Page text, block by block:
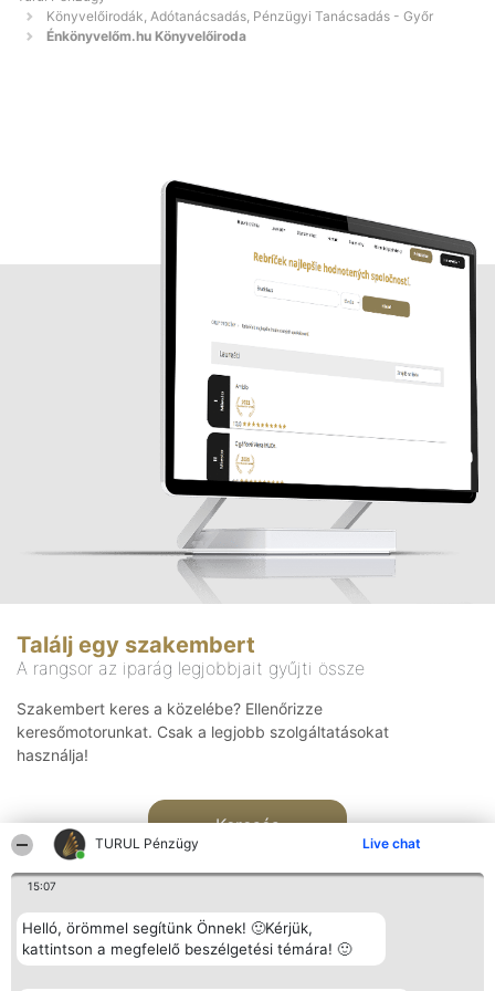
TURUL Pénzügy Live chat
15:07
Helló, örömmel segítünk Önnek! 🙂Kérjük,
kattintson a megfelelő beszélgetési témára! 🙂
Könyvelőirodák, Adótanácsadás, Pénzügyi Tanácsadás - Győr
Énkönyvelőm.hu Könyvelőiroda
Találj egy szakembert
A rangsor az iparág legjobbjait gyűjti össze
Szakembert keres a közelébe? Ellenőrizze
keresőmotorunkat. Csak a legjobb szolgáltatásokat
használja!
Keresés
Rangsorszervező Népszavazás Elérhetőség